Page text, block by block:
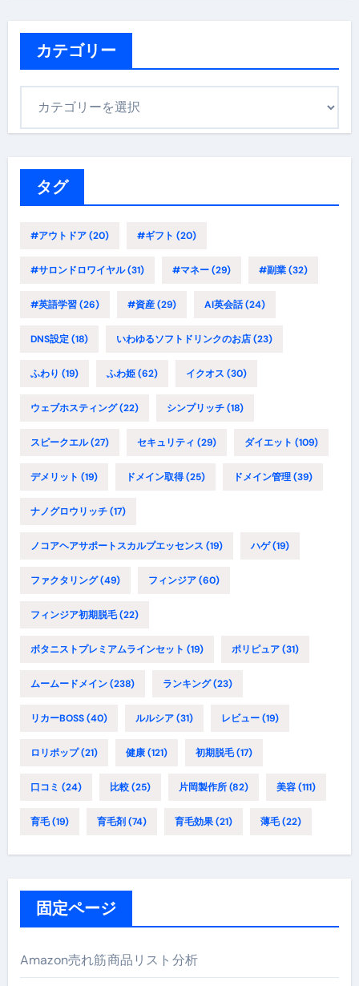
カテゴリー
タグ
#アウトドア(20) #ギフト (20)
#サロンドロワイヤル(31) #マネー(29) #副業(32)
#英語学習(26) #資産(29) AI英会話(24)
DNS設定(18) いわゆるソフトドリンクのお店(23)
ふわり (19) ふわ姫(62) イクオス (30)
ウェブホスティング(22) シンプリッチ(18)
スピークエル(27) セキュリティ (29) ダイエット (109)
デメリット (19) ドメイン取得(25) ドメイン管理(39)
ナノグロウリッチ(17)
ノコアヘアサポートスカルプエッセンス (19) ハゲ(19)
ファクタリング(49) フィンジア(60)
フィンジア初期脱毛(22)
ボタニストプレミアムラインセット (19) ポリピュア(31)
ムームードメイン(238) ランキング(23)
リカーBOSS(40) ルルシア(31) レビュー(19)
ロリポップ(21) 健康(121) 初期脱毛(17)
口コミ (24) 比較(25) 片岡製作所(82) 美容(111)
育毛(19) 育毛剤 (74) 育毛効果(21) 薄毛(22)
固定ページ
Amazon売れ筋商品リスト分析